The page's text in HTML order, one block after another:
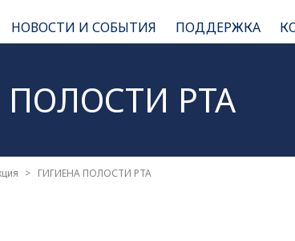
НОВОСТИ И СОБЫТИЯ ПОДДЕРЖКА
ПОЛОСТИ РТА
ГИГИЕНА ПОЛОСТИ РТА